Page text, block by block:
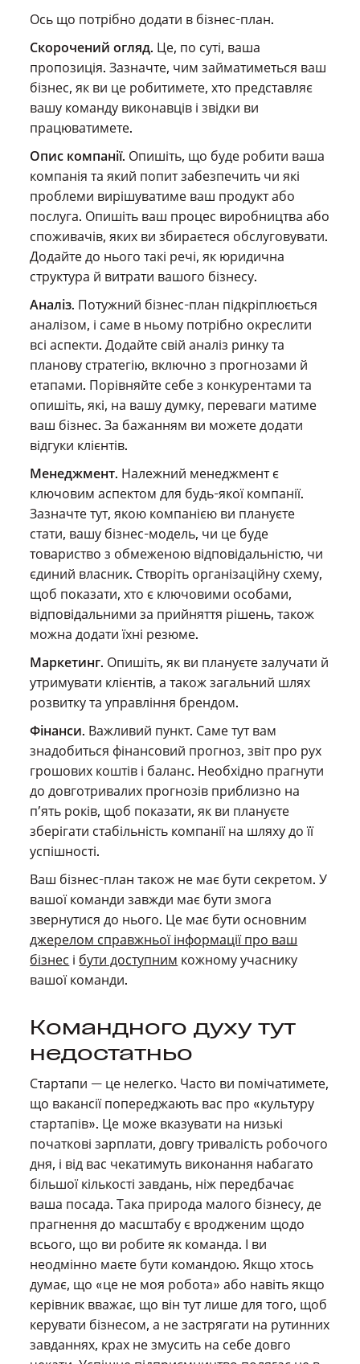
Ось що потрібно додати в бізнес-план.
Скорочений огляд. Це, по суті, ваша
пропозиція. Зазначте, чим займатиметься ваш
бізнес, як ви це робитимете, хто представляє
вашу команду виконавців і звідки ви
працюватимете.
Опис компанії. Опишіть, що буде робити ваша
компанія та який попит забезпечить чи які
проблеми вирішуватиме ваш продукт або
послуга. Опишіть ваш процес виробництва або
споживачів, яких ви збираєтеся обслуговувати.
Додайте до нього такі речі, як юридична
структура й витрати вашого бізнесу.
Аналіз. Потужний бізнес-план підкріплюється
аналізом, і саме в ньому потрібно окреслити
всі аспекти. Додайте свій аналіз ринку та
планову стратегію, включно з прогнозами й
етапами. Порівняйте себе з конкурентами та
опишіть, які, на вашу думку, переваги матиме
ваш бізнес. За бажанням ви можете додати
відгуки клієнтів.
Менеджмент. Належний менеджмент є
ключовим аспектом для будь-якої компанії.
Зазначте тут, якою компанією ви плануєте
стати, вашу бізнес-модель, чи це буде
товариство з обмеженою відповідальністю, чи
єдиний власник. Створіть організаційну схему,
щоб показати, хто є ключовими особами,
відповідальними за прийняття рішень, також
можна додати їхні резюме.
Маркетинг. Опишіть, як ви плануєте залучати й
утримувати клієнтів, а також загальний шлях
розвитку та управління брендом.
Фінанси. Важливий пункт. Саме тут вам
знадобиться фінансовий прогноз, звіт про рух
грошових коштів і баланс. Необхідно прагнути
до довготривалих прогнозів приблизно на
п’ять років, щоб показати, як ви плануєте
зберігати стабільність компанії на шляху до її
успішності.
Ваш бізнес-план також не має бути секретом. У
вашої команди завжди має бути змога
звернутися до нього. Це має бути основним
джерелом справжньої інформації про ваш
бізнес і бути доступним кожному учаснику
вашої команди.
Командного духу тут
недостатньо
Стартапи — це нелегко. Часто ви помічатимете,
що вакансії попереджають вас про «культуру
стартапів». Це може вказувати на низькі
початкові зарплати, довгу тривалість робочого
дня, і від вас чекатимуть виконання набагато
більшої кількості завдань, ніж передбачає
ваша посада. Така природа малого бізнесу, де
прагнення до масштабу є вродженим щодо
всього, що ви робите як команда. І ви
неодмінно маєте бути командою. Якщо хтось
думає, що «це не моя робота» або навіть якщо
керівник вважає, що він тут лише для того, щоб
керувати бізнесом, а не застрягати на рутинних
завданнях, крах не змусить на себе довго